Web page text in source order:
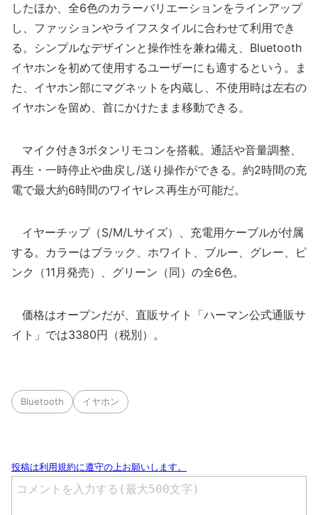
したほか、全6色のカラーバリエーションをラインアップ
し、ファッションやライフスタイルに合わせて利用でき
る。シンプルなデザインと操作性を兼ね備え、Bluetooth
イヤホンを初めて使用するユーザーにも適するという。ま
た、イヤホン部にマグネットを内蔵し、不使用時は左右の
イヤホンを留め、首にかけたまま移動できる。
マイク付き3ボタンリモコンを搭載。通話や音量調整、
再生・一時停止や曲戻し/送り操作ができる。約2時間の充
電で最大約6時間のワイヤレス再生が可能だ。
イヤーチップ（S/M/Lサイズ）、充電用ケーブルが付属
する。カラーはブラック、ホワイト、ブルー、グレー、ピ
ンク（11月発売）、グリーン（同）の全6色。
価格はオープンだが、直販サイト「ハーマン公式通販サ
イト」では3380円（税別）。
Bluetooth イヤホン